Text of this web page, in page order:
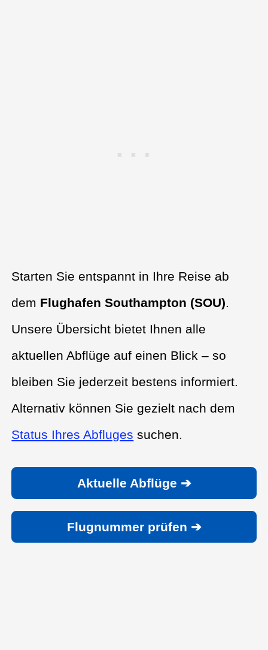
Starten Sie entspannt in Ihre Reise ab
dem Flughafen Southampton (SOU).
Unsere Übersicht bietet Ihnen alle
aktuellen Abflüge auf einen Blick – so
bleiben Sie jederzeit bestens informiert.
Alternativ können Sie gezielt nach dem
Status Ihres Abfluges suchen.
Aktuelle Abflüge ➔
Flugnummer prüfen ➔